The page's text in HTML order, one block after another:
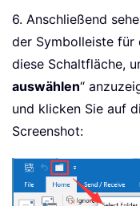
6. Anschließend
der Symbolleiste für
diese Schaltfläche,
auswählen“
und klicken Sie auf
Screenshot: